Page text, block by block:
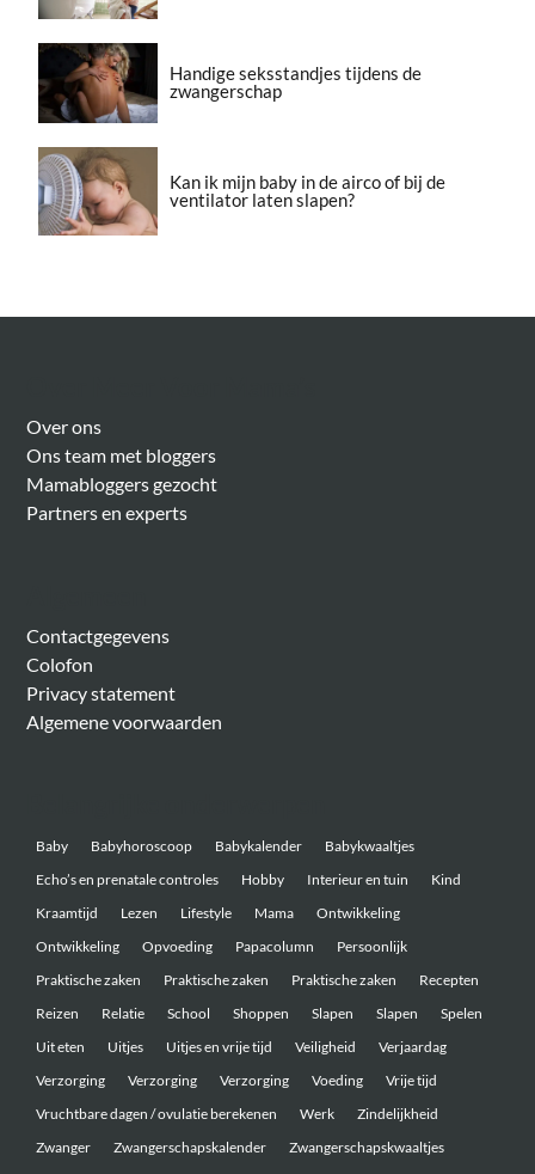
Handige seksstandjes tijdens de
zwangerschap
Kan ik mijn baby in de airco of bij de
ventilator laten slapen?
Over ons
Ons team met bloggers
Mamabloggers gezocht
Partners en experts
Contactgegevens
Colofon
Privacy statement
Algemene voorwaarden
Baby Babyhoroscoop Babykalender
Babykwaaltjes
Echo’s en prenatale controles
Hobby Interieur en tuin
Kind
Kraamtijd
Lezen Lifestyle Mama
Ontwikkeling
Ontwikkeling
Opvoeding Papacolumn
Persoonlijk
Praktische zaken
Praktische zaken Praktische zaken
Recepten
Reizen
Relatie School Shoppen Slapen Slapen
Spelen
Uit eten
Uitjes Uitjes en vrije tijd Veiligheid
Verjaardag
Verzorging
Verzorging Verzorging Voeding
Vrije tijd
Vruchtbare dagen / ovulatie berekenen
Werk
Zindelijkheid
Zwanger
Zwangerschapskalender
Zwangerschapskwaaltjes